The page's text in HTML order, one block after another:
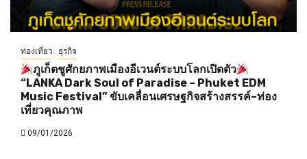
ท่องเที่ยว ธุรกิจ
ภูเก็ตชูศักยภาพเมืองอีเวนต์ระบบโลกเปิดตัว
“LANKA Dark Soul of Paradise – Phuket EDM
Music Festival” ขับเคลื่อนเศรษฐกิจสร้างสรรค์–ท่อง
เที่ยวคุณภาพ
09/01/2026